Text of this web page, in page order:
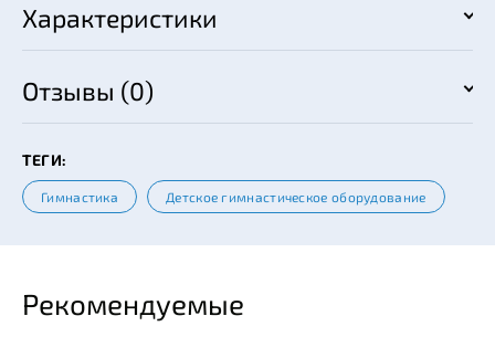
Характеристики
Отзывы (0)
ТЕГИ:
Гимнастика Детское гимнастическое оборудование
Рекомендуемые